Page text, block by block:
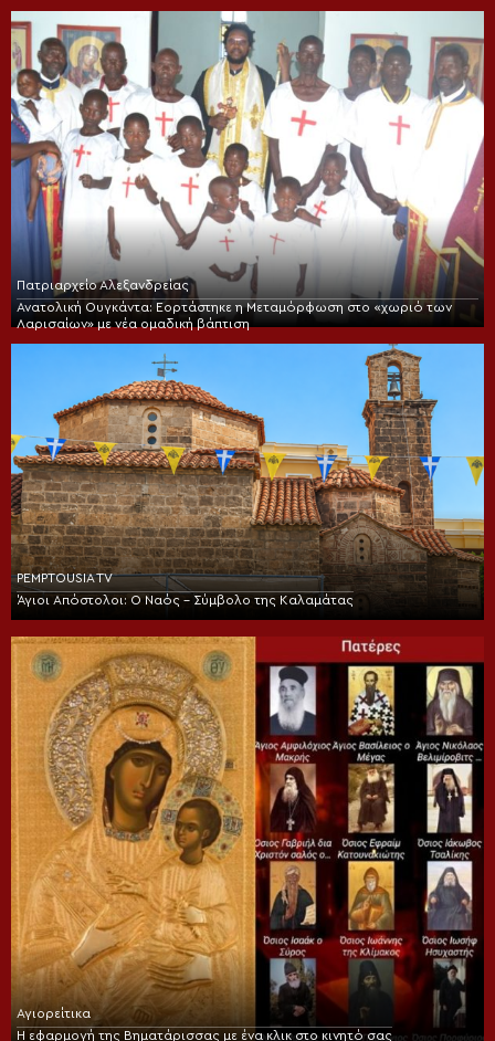
Πατριαρχείο Αλεξανδρείας
Ανατολική Ουγκάντα: Εορτάστηκε η Μεταμόρφωση στο «χωριό των
Λαρισαίων» με νέα ομαδική βάπτιση
PEMPTOUSIA TV
Άγιοι Απόστολοι: Ο Ναός – Σύμβολο της Καλαμάτας
Αγιορείτικα
Η εφαρμογή της Βηματάρισσας με ένα κλικ στο κινητό σας